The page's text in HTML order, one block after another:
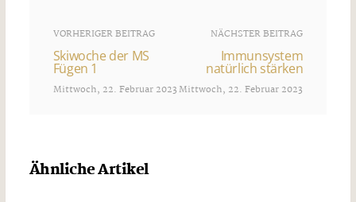
VORHERIGER BEITRAG
Skiwoche der MS
Fügen 1
Mittwoch, 22. Februar 2023
NÄCHSTER BEITRAG
Immunsystem
natürlich stärken
Mittwoch, 22. Februar 2023
Ähnliche Artikel